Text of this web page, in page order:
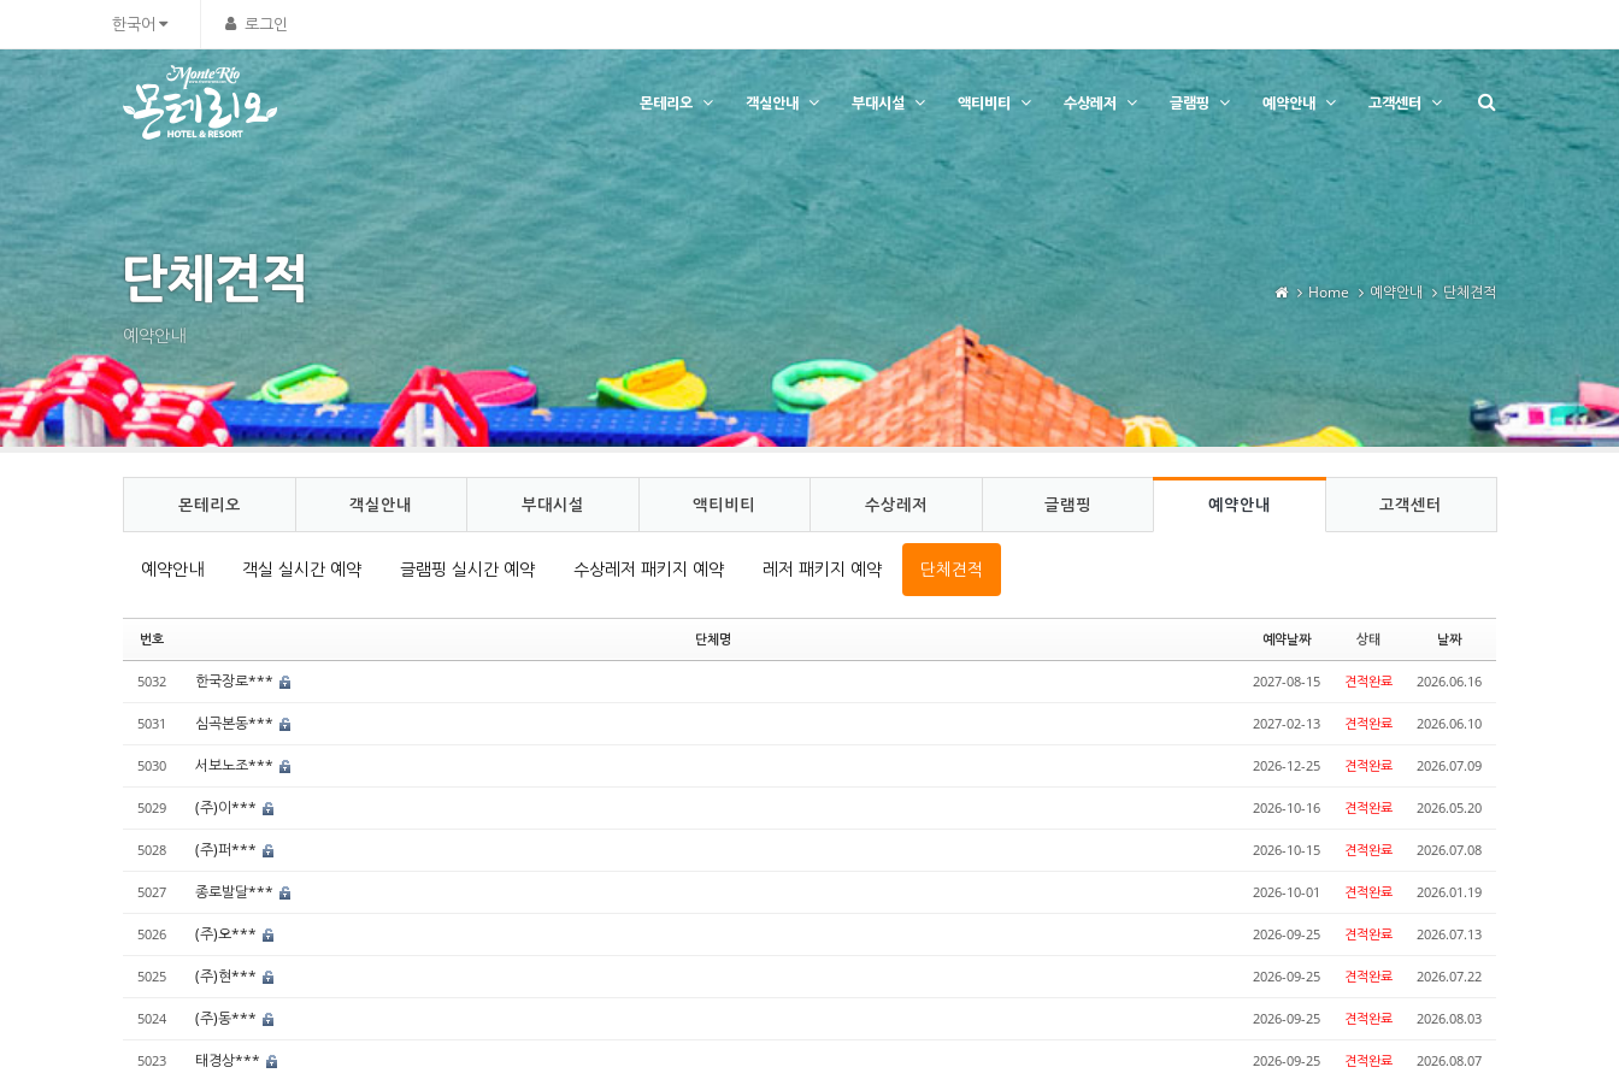
한국어 로그인
몬테리오 객실안내 부대시설 액티비티 수상레저 글램핑 예약안내 고객센터
단체견적
예약안내
Home 예약안내 단체견적
몬테리오 객실안내 부대시설 액티비티 수상레저 글램핑 예약안내 고객센터
예약안내 객실 실시간 예약 글램핑 실시간 예약 수상레저 패키지 예약 레저 패키지 예약 단체견적
번호 단체명 예약날짜 상태 날짜
5032 한국장로*** 2027-08-15 견적완료 2026.06.16
5031 심곡본동*** 2027-02-13 견적완료 2026.06.10
5030 서보노조*** 2026-12-25 견적완료 2026.07.09
5029 (주)이*** 2026-10-16 견적완료 2026.05.20
5028 (주)퍼*** 2026-10-15 견적완료 2026.07.08
5027 종로발달*** 2026-10-01 견적완료 2026.01.19
5026 (주)오*** 2026-09-25 견적완료 2026.07.13
5025 (주)현*** 2026-09-25 견적완료 2026.07.22
5024 (주)동*** 2026-09-25 견적완료 2026.08.03
5023 태경상*** 2026-09-25 견적완료 2026.08.07
Sketchbook5, 스케치북5